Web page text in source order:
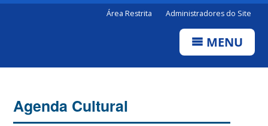
Área Restrita Administradores do Site
MENU
Agenda Cultural